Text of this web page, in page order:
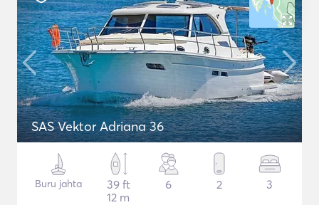
SAS Vektor Adriana 36
Buru jahta
39 ft
12 m
6 2 3